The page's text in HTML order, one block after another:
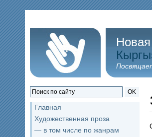
OK
Главная
Художественная проза
— в том числе по жанрам